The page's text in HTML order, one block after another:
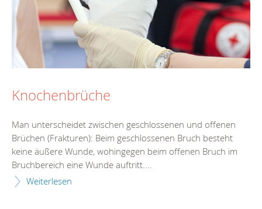
Knochenbrüche
Man unterscheidet zwischen geschlossenen und offenen
Brüchen (Frakturen): Beim geschlossenen Bruch besteht
keine äußere Wunde, wohingegen beim offenen Bruch im
Bruchbereich eine Wunde auftritt....
Weiterlesen